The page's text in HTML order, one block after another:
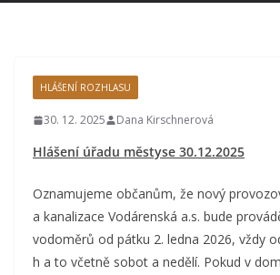
HLÁŠENÍ ROZHLASU
30. 12. 2025 Dana Kirschnerová
Hlášení úřadu městyse 30.12.2025
Oznamujeme občanům, že nový
a kanalizace Vodárenská a.s. bude
vodoměrů od pátku 2. ledna 2026, vždy
h a to včetně sobot a nedělí. Pokud v